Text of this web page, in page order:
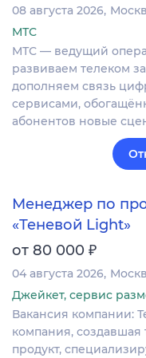
08 августа 2026
МТС
МТС — ведущий
развиваем телеком
дополняем связь
сервисами,
абонентов новые
Менеджер по
«Теневой Light»
от 80 000 ₽
04 августа 2026
Джейкет, сервис
Вакансия компании:
компания,
продукт,